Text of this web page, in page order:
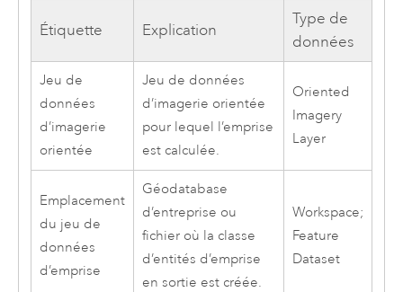
Étiquette Explication
Type de
données
Jeu de
données
d’imagerie
orientée
Jeu de données
d’imagerie orientée
pour lequel l’emprise
est calculée.
Oriented
Imagery
Layer
Emplacement
du jeu de
données
d’emprise
Géodatabase
d’entreprise ou
fichier où la classe
d’entités d’emprise
en sortie est créée.
Workspace;
Feature
Dataset